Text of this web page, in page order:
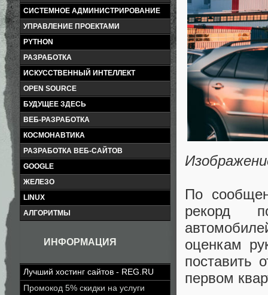
СИСТЕМНОЕ АДМИНИСТРИРОВАНИЕ
УПРАВЛЕНИЕ ПРОЕКТАМИ
PYTHON
РАЗРАБОТКА
ИСКУССТВЕННЫЙ ИНТЕЛЛЕКТ
OPEN SOURCE
БУДУЩЕЕ ЗДЕСЬ
ВЕБ-РАЗРАБОТКА
КОСМОНАВТИКА
РАЗРАБОТКА ВЕБ-САЙТОВ
GOOGLE
ЖЕЛЕЗО
LINUX
АЛГОРИТМЫ
ИНФОРМАЦИЯ
Лучший хостинг сайтов - REG.RU
Промокод 5% скидки на услуги
По
рекорд
оценкам
поставить
первом